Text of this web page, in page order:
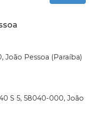
João Pessoa (Paraíba)
S 5, 58040-000, João